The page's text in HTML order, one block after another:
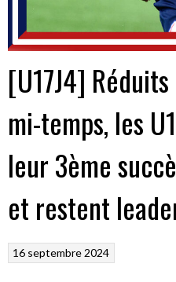
[U17J4]
mi-temps, les
leur 3ème
et restent
16 septembre 2024